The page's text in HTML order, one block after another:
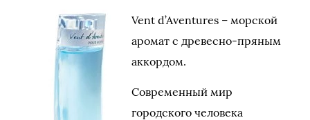
Vent d’Aventures – морской
аромат с древесно-пряным
аккордом.
Современный мир
городского человека